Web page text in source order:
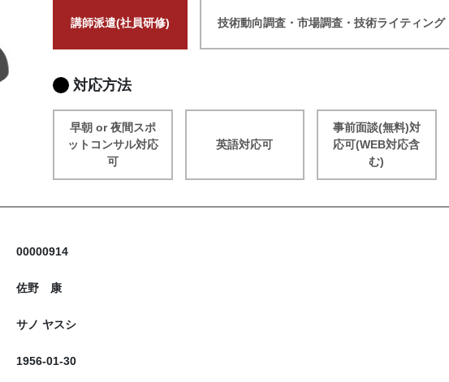
講師派遣(社員研修) 技術動向調査・市場調査・技術ライティング
対応方法
早朝 or 夜間スポ
ットコンサル対応
可
英語対応可
事前面談(無料)対
応可(WEB対応含
む)
00000914
佐野 康
サノ ヤスシ
1956-01-30